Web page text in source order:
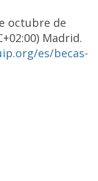
octubre de
Madrid.
es/becas-